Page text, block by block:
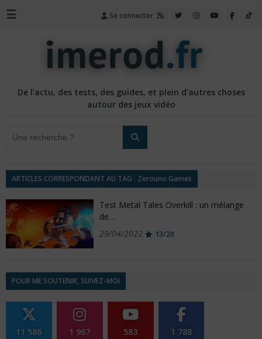
☰ Se connecter
De l'actu, des tests, des guides, et plein d'autres choses
autour des jeux vidéo
ARTICLES CORRESPONDANT AU TAG : Zerouno Games
Test Metal Tales Overkill : un mélange
de…
29/04/2022
13/20
POUR ME SOUTENIR, SUIVEZ-MOI
11 586 1 967 583 1 788